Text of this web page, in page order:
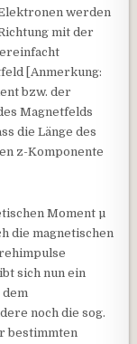
werden
mit der
[Anmerkung:
bzw. der
Magnetfelds
die Länge des
z-Komponente
Moment µ
die magnetischen
sich nun ein
dem
noch die sog.
bestimmten